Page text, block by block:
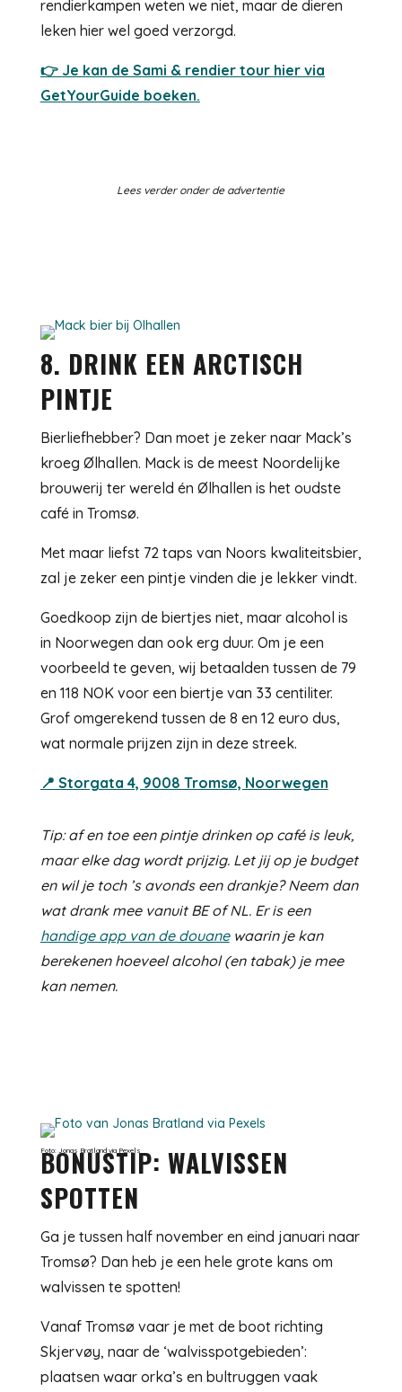
rendierkampen weten we niet, maar de dieren
leken hier wel goed verzorgd.
👉 Je kan de Sami & rendier tour hier via
GetYourGuide boeken.
Lees verder onder de advertentie
8. DRINK EEN ARCTISCH
PINTJE
Bierliefhebber? Dan moet je zeker naar Mack’s
kroeg Ølhallen. Mack is de meest Noordelijke
brouwerij ter wereld én Ølhallen is het oudste
café in Tromsø.
Met maar liefst 72 taps van Noors kwaliteitsbier,
zal je zeker een pintje vinden die je lekker vindt.
Goedkoop zijn de biertjes niet, maar alcohol is
in Noorwegen dan ook erg duur. Om je een
voorbeeld te geven, wij betaalden tussen de 79
en 118 NOK voor een biertje van 33 centiliter.
Grof omgerekend tussen de 8 en 12 euro dus,
wat normale prijzen zijn in deze streek.
📍 Storgata 4, 9008 Tromsø, Noorwegen
Tip: af en toe een pintje drinken op café is leuk,
maar elke dag wordt prijzig. Let jij op je budget
en wil je toch ’s avonds een drankje? Neem dan
wat drank mee vanuit BE of NL. Er is een
handige app van de douanewaarin je kan
berekenen hoeveel alcohol (en tabak) je mee
kan nemen.
Foto: Jonas Bratland via Pexels
BONUSTIP: WALVISSEN
SPOTTEN
Ga je tussen half november en eind januari naar
Tromsø? Dan heb je een hele grote kans om
walvissen te spotten!
Vanaf Tromsø vaar je met de boot richting
Skjervøy, naar de ‘walvisspotgebieden’:
plaatsen waar orka’s en bultruggen vaak